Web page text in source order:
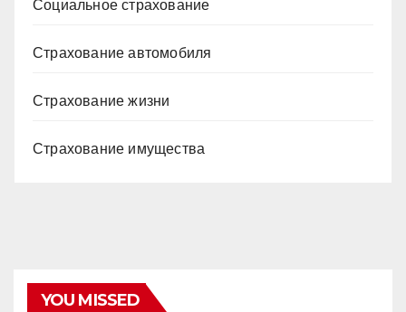
Социальное страхование
Страхование автомобиля
Страхование жизни
Страхование имущества
YOU MISSED